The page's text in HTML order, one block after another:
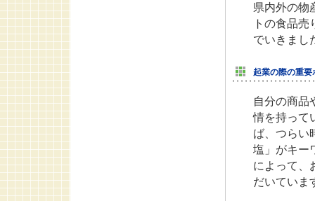
県内外の物
トの食品
でいきまし
起業の際の重要
自分の商品
情を持って
ば、つらい
塩」がキー
によって、
だいていま